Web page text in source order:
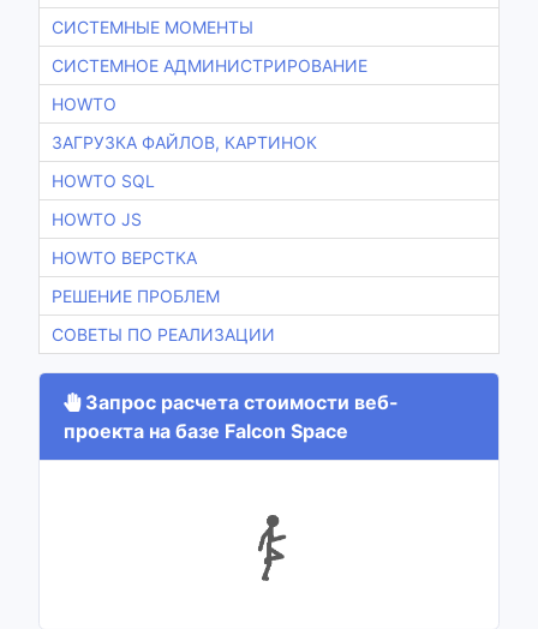
СИСТЕМНЫЕ МОМЕНТЫ
СИСТЕМНОЕ АДМИНИСТРИРОВАНИЕ
HOWTO
ЗАГРУЗКА ФАЙЛОВ, КАРТИНОК
HOWTO SQL
HOWTO JS
HOWTO ВЕРСТКА
РЕШЕНИЕ ПРОБЛЕМ
СОВЕТЫ ПО РЕАЛИЗАЦИИ
Запрос расчета стоимости веб-
проекта на базе Falcon Space